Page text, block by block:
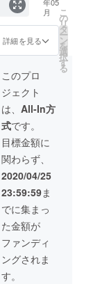
常の
コース
りま
す。
の野菜
を使っ
たBBQ
等を予
定して
おりま
す。時
期によ
り内容
は異な
ります
ので、
ご確認
くださ
い。）
⁻4名以
上10名
様まで
ショッ
希望の
場合
途ご相
談くだ
さい。 ⁻
企業研
修プラ
ンのた
め、お
食事内
容は通
常の
コース
と異な
りま
す。
（季節
の野菜
を使っ
たBBQ
ださ
い。
www.u
me-
yamazo
e.com/)
※宿泊料
金の目
安→2名
宿泊（2
食付
き）の
場合：
合計6～
8万円、
4名宿泊
（2食付
き）の
場合、9
～10万
円とな
りま
す。 ※
光まち
づくり
賞 -------
-----------
-----------
-----------
-----------
----- 下
記、ご
予約に
あた
り、注
意事項
がござ
いま
す。 ※
チケッ
ト有効
期限：
チケッ
た場
合、チ
での換
金はで
ん。
※「宿泊
だけ事
前決
済、カ
フェだ
けチ
ケット
利用」
といっ
たよう
に、事
前決済
とume,
チケッ
トの併
用は可
能で
有効期
限3年間
分割し
てご利
だくこ
とが可
能で
す。端
数につ
きまし
ては現
金でご
精算く
ださ
い。 ※
宿泊を
事前決
済で予
約され
た場
合、チ
ケット
た場
合、チ
での換
金はで
ん。当
日現金
でのお
支払い
いいた
しま
す。 ※
お部屋
の料金
は、季
節によ
り変動
しま
す。詳
しいお
値段
は、ご
す。 ※
チケッ
トはお
釣りを
とがで
ん。端
数につ
きまし
ては現
金でご
精算く
ださ
い。 ※
事前決
済で予
約され
た場
合、チ
ケット
での換
年間有
効で
す。
（2020
着予
定）
ゴール
デンウ
イーク
のおで
かけに
どう
ぞ！ ※
宿泊
は、2名
様より
ご予約
可能で
す。 ※
チケッ
トはお
釣りを
宿泊で
現金代
わりに
ご利用
いただ
くこと
ができ
ます。
下記注
意事項
を必ず
ご確認
くださ
い。 ※
チケッ
ト有効
期限：
チケッ
ト到着
より、2
年間有
効で
す。
（2020
月
詳細を見る
こ
の
リ
タ
ー
ン
を
選
択
す
る
このプロ
ジェクト
は、 All-In方
式です。
目標金額に
関わらず、
2020/04/25
23:59:59ま
でに集まっ
た金額が
ファンディ
ングされま
す。